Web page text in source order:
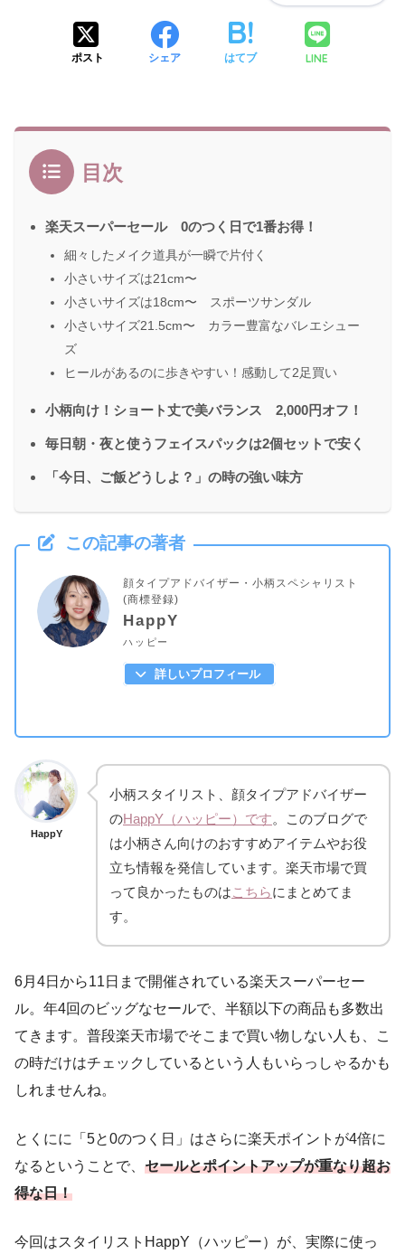
ポスト シェア はてブ LINE
目次
楽天スーパーセール 0のつく日で1番お得！
細々したメイク道具が一瞬で片付く
小さいサイズは21cm〜
小さいサイズは18cm〜 スポーツサンダル
小さいサイズ21.5cm〜 カラー豊富なバレエシュー
ズ
ヒールがあるのに歩きやすい！感動して2足買い
小柄向け！ショート丈で美バランス 2,000円オフ！
毎日朝・夜と使うフェイスパックは2個セットで安く
「今日、ご飯どうしよ？」の時の強い味方
この記事の著者
顔タイプアドバイザー・小柄スペシャリスト
(商標登録)
HappY
ハッピー
詳しいプロフィール
HappY
小柄スタイリスト、顔タイプアドバイザー
のHappY（ハッピー）です。このブログで
は小柄さん向けのおすすめアイテムやお役
立ち情報を発信しています。楽天市場で買
って良かったものはこちらにまとめてま
す。
6月4日から11日まで開催されている楽天スーパーセー
ル。年4回のビッグなセールで、半額以下の商品も多数出
てきます。普段楽天市場でそこまで買い物しない人も、こ
の時だけはチェックしているという人もいらっしゃるかも
しれませんね。
とくにに「5と0のつく日」はさらに楽天ポイントが4倍に
なるということで、 セールとポイントアップが重なり超お
得な日！
今回はスタイリストHappY（ハッピー）が、実際に使っ